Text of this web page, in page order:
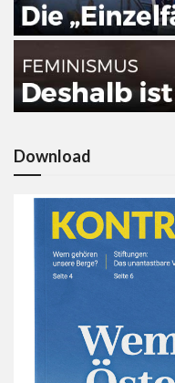
Download